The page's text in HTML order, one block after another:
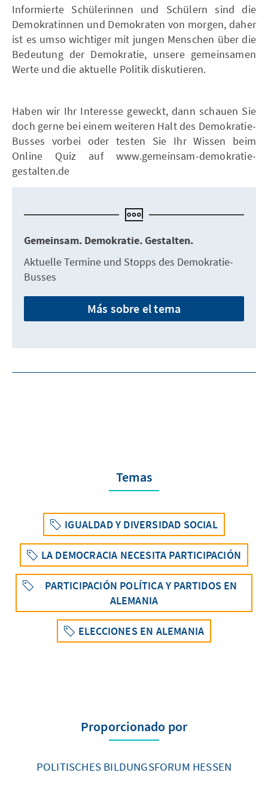
Informierte Schülerinnen und Schülern sind die
Demokratinnen und Demokraten von morgen, daher
ist es umso wichtiger mit jungen Menschen über die
Bedeutung der Demokratie, unsere gemeinsamen
Werte und die aktuelle Politik diskutieren.
Haben wir Ihr Interesse geweckt, dann schauen Sie
doch gerne bei einem weiteren Halt des Demokratie-
Busses vorbei oder testen Sie Ihr Wissen beim
Online Quiz auf www.gemeinsam-demokratie-
gestalten.de
Gemeinsam. Demokratie. Gestalten.
Aktuelle Termine und Stopps des Demokratie-
Busses
Más sobre el tema
Temas
IGUALDAD Y DIVERSIDAD SOCIAL
LA DEMOCRACIA NECESITA PARTICIPACIÓN
PARTICIPACIÓN POLÍTICA Y PARTIDOS EN
ALEMANIA
ELECCIONES EN ALEMANIA
Proporcionado por
POLITISCHES BILDUNGSFORUM HESSEN